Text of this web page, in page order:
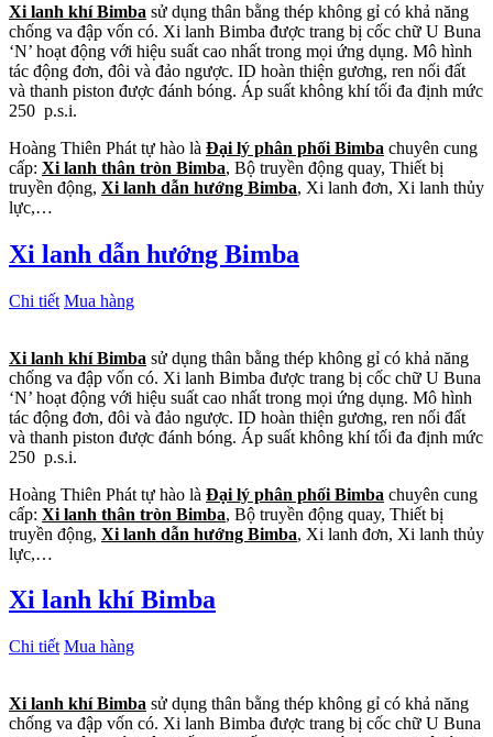
Xi lanh khí Bimba sử dụng thân bằng thép không gỉ có khả năng
chống va đập vốn có. Xi lanh Bimba được trang bị cốc chữ U Buna
‘N’ hoạt động với hiệu suất cao nhất trong mọi ứng dụng. Mô hình
tác động đơn, đôi và đảo ngược. ID hoàn thiện gương, ren nối đất
và thanh piston được đánh bóng. Áp suất không khí tối đa định mức
250 p.s.i.
Hoàng Thiên Phát tự hào là Đại lý phân phối Bimba chuyên cung
cấp: Xi lanh thân tròn Bimba, Bộ truyền động quay, Thiết bị
truyền động, Xi lanh dẫn hướng Bimba, Xi lanh đơn, Xi lanh thủy
lực,…
Xi lanh dẫn hướng Bimba
Chi tiết Mua hàng
Xi lanh khí Bimba sử dụng thân bằng thép không gỉ có khả năng
chống va đập vốn có. Xi lanh Bimba được trang bị cốc chữ U Buna
‘N’ hoạt động với hiệu suất cao nhất trong mọi ứng dụng. Mô hình
tác động đơn, đôi và đảo ngược. ID hoàn thiện gương, ren nối đất
và thanh piston được đánh bóng. Áp suất không khí tối đa định mức
250 p.s.i.
Hoàng Thiên Phát tự hào là Đại lý phân phối Bimba chuyên cung
cấp: Xi lanh thân tròn Bimba, Bộ truyền động quay, Thiết bị
truyền động, Xi lanh dẫn hướng Bimba, Xi lanh đơn, Xi lanh thủy
lực,…
Xi lanh khí Bimba
Chi tiết Mua hàng
Xi lanh khí Bimba sử dụng thân bằng thép không gỉ có khả năng
chống va đập vốn có. Xi lanh Bimba được trang bị cốc chữ U Buna